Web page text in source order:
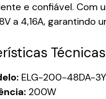
e confiável. Com
a 4,16A, garantindo
ELG-200-48DA-3Y
200W